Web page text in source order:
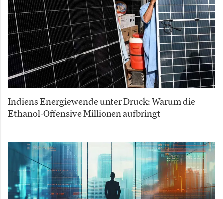
Indiens Energiewende unter Druck: Warum die
Ethanol-Offensive Millionen aufbringt